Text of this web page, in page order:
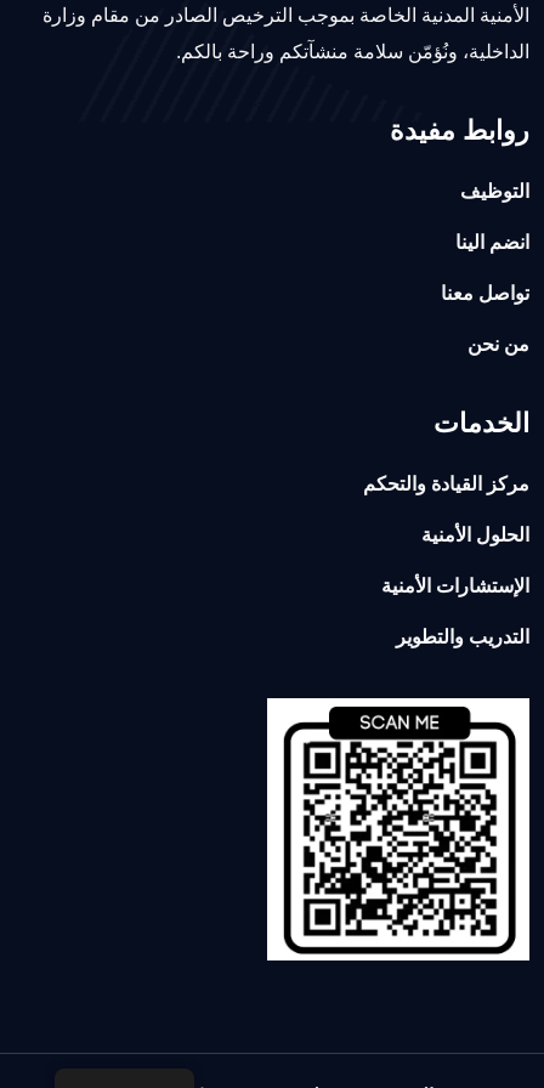
الأمنية المدنية الخاصة بموجب الترخيص الصادر من مقام وزارة
الداخلية، ونُؤمّن سلامة منشآتكم وراحة بالكم.
روابط مفيدة
التوظيف
انضم الينا
تواصل معنا
من نحن
الخدمات
مركز القيادة والتحكم
الحلول الأمنية
الإستشارات الأمنية
التدريب والتطوير